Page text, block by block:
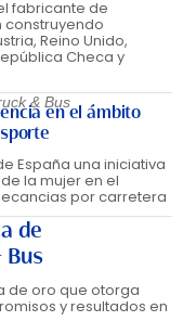
fabricante de
construyendo
Reino Unido,
Checa y
& Busen el ámbito
España una iniciativa
la mujer en el
por carretera
de
Bus
de oro que otorga
y resultados en